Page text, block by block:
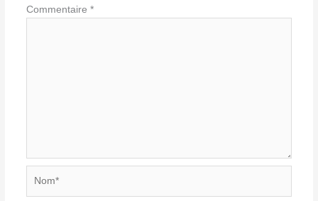
Commentaire *